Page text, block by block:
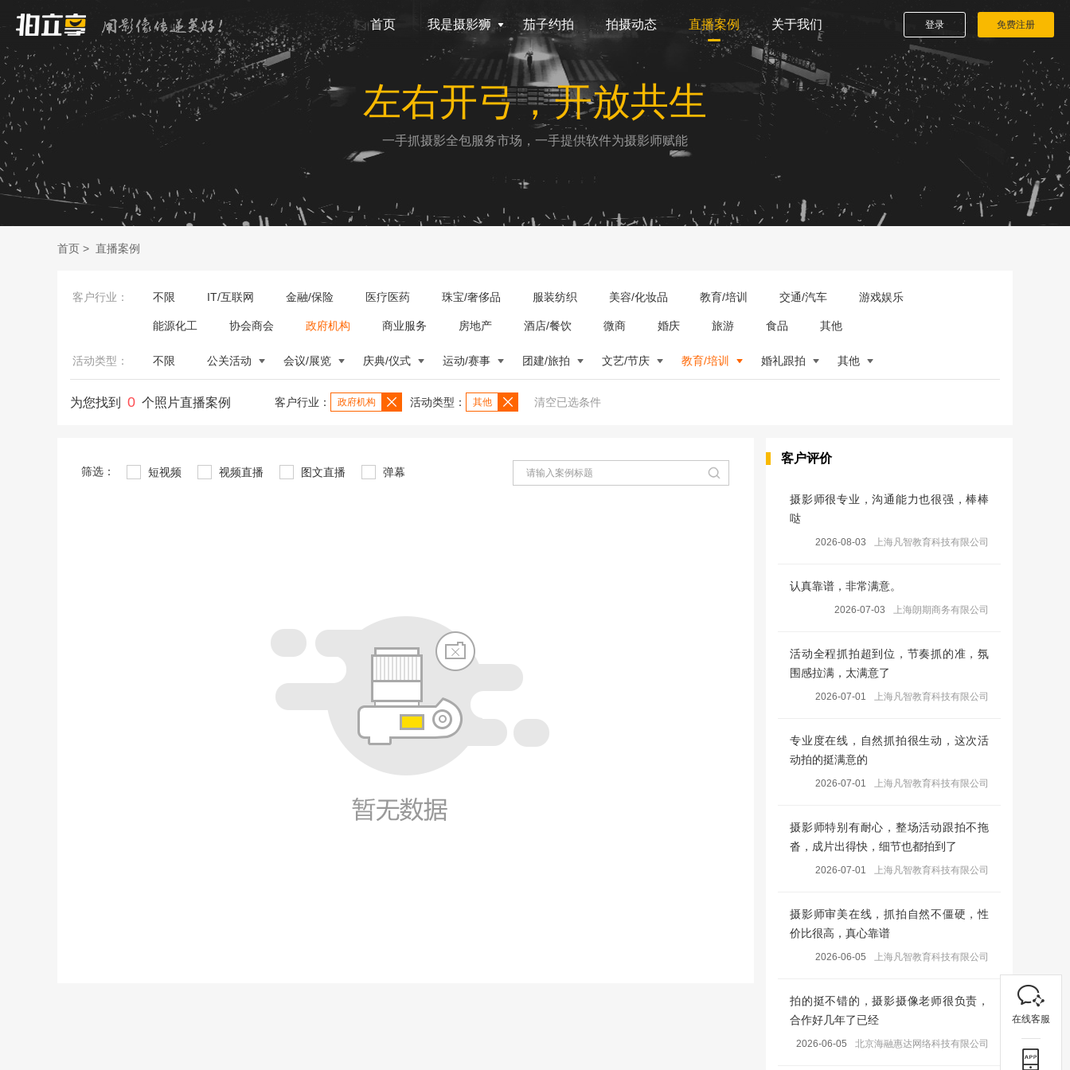
首页 我是摄影狮 茄子约拍 拍摄动态 直播案例 关于我们 登录 免费注册
左右开弓，开放共生
一手抓摄影全包服务市场，一手提供软件为摄影师赋能
首页 > 直播案例
客户行业： 不限 IT/互联网 金融/保险 医疗医药 珠宝/奢侈品 服装纺织 美容/化妆品 教育/培训 交通/汽车 游戏娱乐
能源化工 协会商会 政府机构 商业服务 房地产 酒店/餐饮 微商 婚庆 旅游 食品 其他
活动类型： 不限 公关活动 会议/展览 庆典/仪式 运动/赛事 团建/旅拍 文艺/节庆 教育/培训 婚礼跟拍 其他
为您找到 0 个照片直播案例 客户行业： 政府机构 活动类型： 其他 清空已选条件
筛选： 短视频 视频直播 图文直播 弹幕
客户评价
摄影师很专业，沟通能力也很强，棒棒
哒
2026-08-03 上海凡智教育科技有限公司
认真靠谱，非常满意。
2026-07-03 上海朗期商务有限公司
活动全程抓拍超到位，节奏抓的准，氛
围感拉满，太满意了
2026-07-01 上海凡智教育科技有限公司
专业度在线，自然抓拍很生动，这次活
动拍的挺满意的
2026-07-01 上海凡智教育科技有限公司
摄影师特别有耐心，整场活动跟拍不拖
沓，成片出得快，细节也都拍到了
2026-07-01 上海凡智教育科技有限公司
摄影师审美在线，抓拍自然不僵硬，性
价比很高，真心靠谱
2026-06-05 上海凡智教育科技有限公司
拍的挺不错的，摄影摄像老师很负责，
合作好几年了已经
2026-06-05 北京海融惠达网络科技有限公司
在线客服